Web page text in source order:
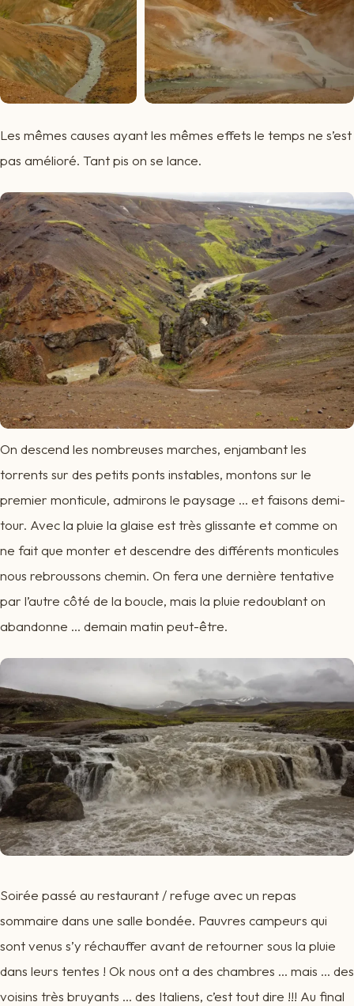
Les mêmes causes ayant les mêmes effets le temps ne s’est
pas amélioré. Tant pis on se lance.
On descend les nombreuses marches, enjambant les
torrents sur des petits ponts instables, montons sur le
premier monticule, admirons le paysage ... et faisons demi-
tour. Avec la pluie la glaise est très glissante et comme on
ne fait que monter et descendre des différents monticules
nous rebroussons chemin. On fera une dernière tentative
par l’autre côté de la boucle, mais la pluie redoublant on
abandonne ... demain matin peut-être.
Soirée passé au restaurant / refuge avec un repas
sommaire dans une salle bondée. Pauvres campeurs qui
sont venus s’y réchauffer avant de retourner sous la pluie
dans leurs tentes ! Ok nous ont a des chambres … mais … des
voisins très bruyants … des Italiens, c’est tout dire !!! Au final